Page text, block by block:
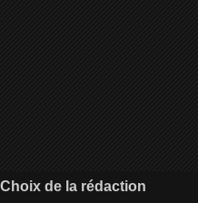
Choix de la rédaction